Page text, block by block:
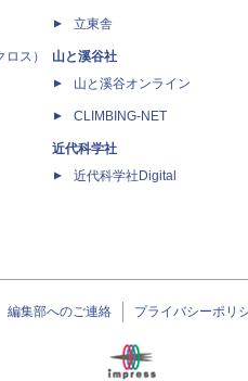
ス）
立東舎
山と溪谷社
山と溪谷オンライン
CLIMBING-NET
近代科学社
近代科学社Digital
編集部へのご連絡 プライバシーポリ